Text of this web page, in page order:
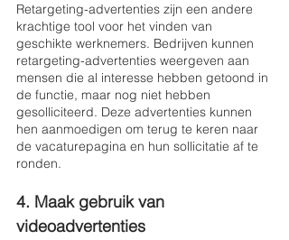
Retargeting-advertenties zijn een andere
krachtige tool voor het vinden van
geschikte werknemers. Bedrijven kunnen
retargeting-advertenties weergeven aan
mensen die al interesse hebben getoond in
de functie, maar nog niet hebben
gesolliciteerd. Deze advertenties kunnen
hen aanmoedigen om terug te keren naar
de vacaturepagina en hun sollicitatie af te
ronden.
4. Maak gebruik van
videoadvertenties